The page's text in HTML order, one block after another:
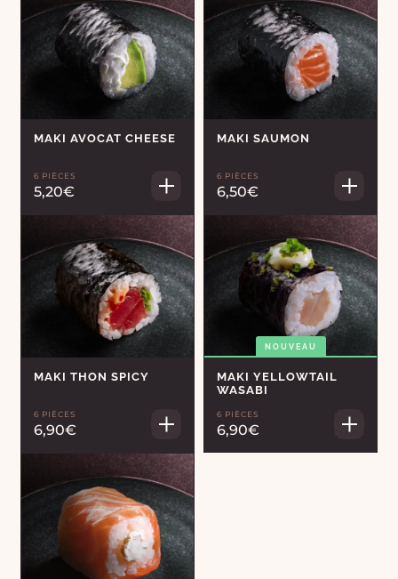
MAKI AVOCAT CHEESE
6 PIÈCES
5,20€
MAKI SAUMON
6 PIÈCES
6,50€
MAKI THON SPICY
6 PIÈCES
6,90€
NOUVEAU
MAKI YELLOWTAIL
WASABI
6 PIÈCES
6,90€